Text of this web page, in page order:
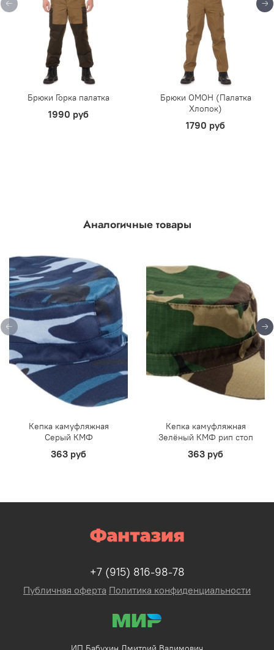
Брюки Горка палатка
1990 руб
Брюки ОМОН (Палатка
Хлопок)
1790 руб
Аналогичные товары
Кепка камуфляжная
Серый КМФ
363 руб
Кепка камуфляжная
Зелёный КМФ рип стоп
363 руб
+7 (915) 816-98-78
Публичная оферта Политика конфиденциальности